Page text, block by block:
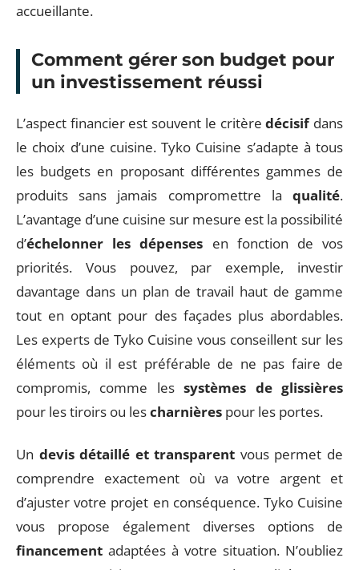
accueillante.
Comment gérer son budget pour
un investissement réussi
L’aspect financier est souvent le critèredécisifdans
le choix d’une cuisine. Tyko Cuisine s’adapte à tous
les budgets en proposant différentes gammes de
produits sans jamais compromettre la qualité.
L’avantage d’une cuisine sur mesure est la possibilité
d’échelonner les dépenses en fonction de vos
priorités. Vous pouvez, par exemple, investir
davantage dans un plan de travail haut de gamme
tout en optant pour des façades plus abordables.
Les experts de Tyko Cuisine vous conseillent sur les
éléments où il est préférable de ne pas faire de
compromis, comme lessystèmes de glissières
pour les tiroirs ou lescharnières pour les portes.
Un devis détaillé et transparent vous permet de
comprendre exactement où va votre argent et
d’ajuster votre projet en conséquence. Tyko Cuisine
vous propose également diverses options de
financement adaptées à votre situation. N’oubliez